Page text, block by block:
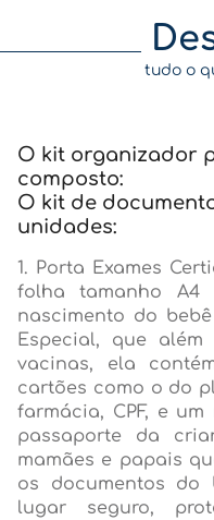
tudo o
O kit organizador
composto:
O kit de
unidades:
1. Porta Exames
folha tamanho
nascimento do
Especial, que
vacinas, ela
cartões como o do
farmácia, CPF, e
passaporte da
mamães e papais
os documentos do
lugar seguro,